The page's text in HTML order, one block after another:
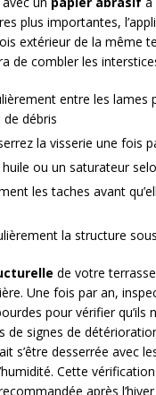
plus importantes,
extérieur de la même
de combler les
entre les lames
de débris
la visserie une fois
ou un saturateur
les taches avant
la structure
de votre
Une fois par an,
pour vérifier qu’ils
de signes de
s’être desserrée avec
Cette
après